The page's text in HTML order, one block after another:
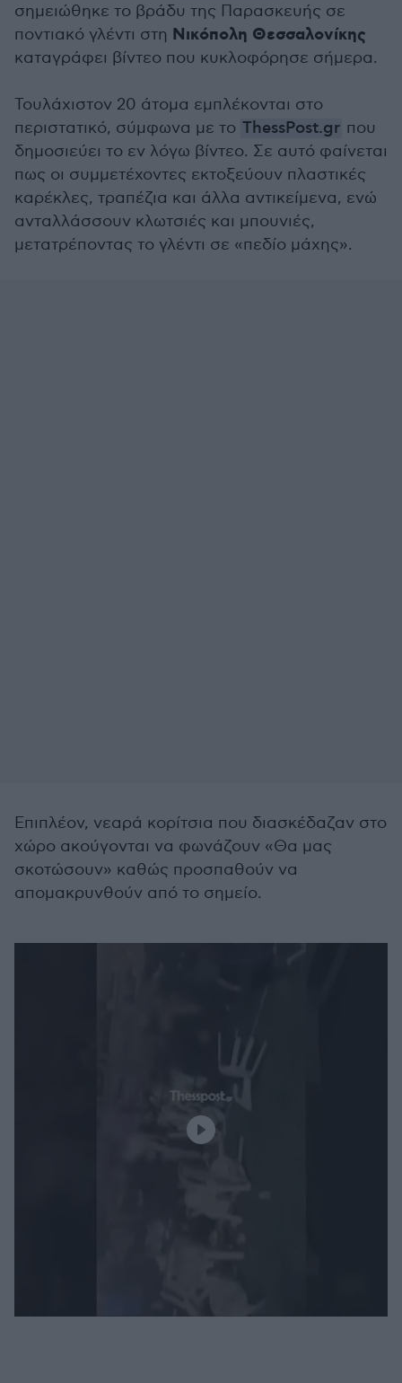
σημειώθηκε το βράδυ της Παρασκευής σε
ποντιακό γλέντι στη Νικόπολη Θεσσαλονίκης
καταγράφει βίντεο που κυκλοφόρησε σήμερα.
Τουλάχιστον 20 άτομα εμπλέκονται στο
περιστατικό, σύμφωνα με το ThessPost.gr που
δημοσιεύει το εν λόγω βίντεο. Σε αυτό φαίνεται
πως οι συμμετέχοντες εκτοξεύουν πλαστικές
καρέκλες, τραπέζια και άλλα αντικείμενα, ενώ
ανταλλάσσουν κλωτσιές και μπουνιές,
μετατρέποντας το γλέντι σε «πεδίο μάχης».
Επιπλέον, νεαρά κορίτσια που διασκέδαζαν στο
χώρο ακούγονται να φωνάζουν «Θα μας
σκοτώσουν» καθώς προσπαθούν να
απομακρυνθούν από το σημείο.